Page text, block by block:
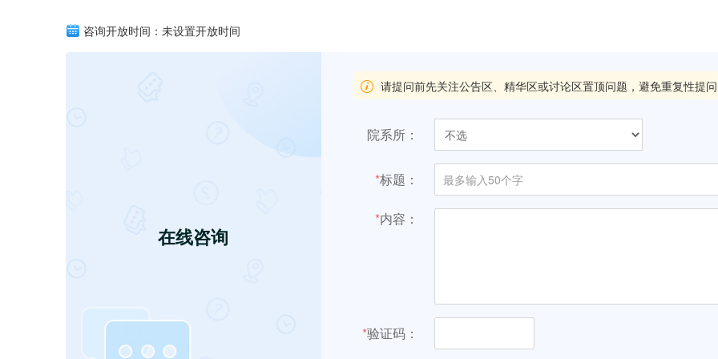
咨询开放时间：未设置开放时间